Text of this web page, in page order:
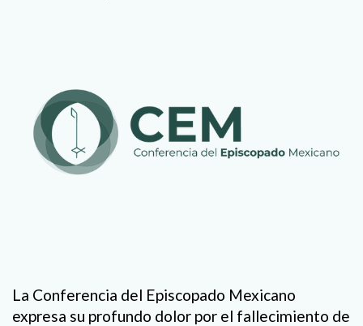
La Conferencia del Episcopado Mexicano
expresa su profundo dolor por el fallecimiento de